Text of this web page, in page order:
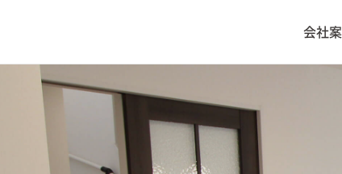
会社